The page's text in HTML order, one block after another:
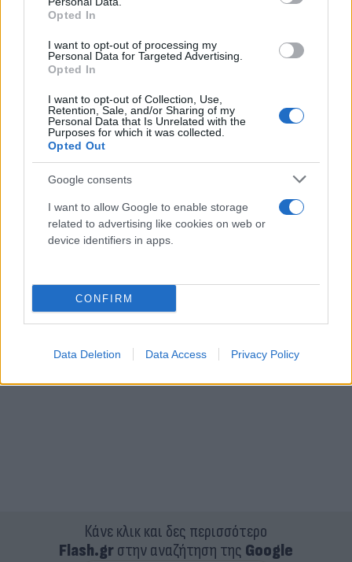
Opted In
I want to opt-out of processing my
Personal Data for Targeted Advertising.
Opted In
I want to opt-out of Collection, Use,
Retention, Sale, and/or Sharing of my
Personal Data that Is Unrelated with the
Purposes for which it was collected.
Opted Out
Google consents
I want to allow Google to enable storage
related to advertising like cookies on web or
device identifiers in apps.
CONFIRM
Data Deletion Data Access Privacy Policy
Κάνε κλικ και δες περισσότερο
Flash.grστην αναζήτηση της Google